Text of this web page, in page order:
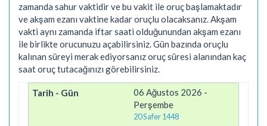
zamanda sahur vaktidir ve bu vakit ile oruç başlamaktadır
ve akşam ezanı vaktine kadar oruçlu olacaksanız. Akşam
vakti aynı zamanda iftar saati olduğunundan akşam ezanı
ile birlikte orucunuzu açabilirsiniz. Gün bazında oruçlu
kalınan süreyi merak ediyorsanız oruç süresi alanından kaç
saat oruç tutacağınızı görebilirsiniz.
06 Ağustos 2026 -
Perşembe
20 Safer 1448